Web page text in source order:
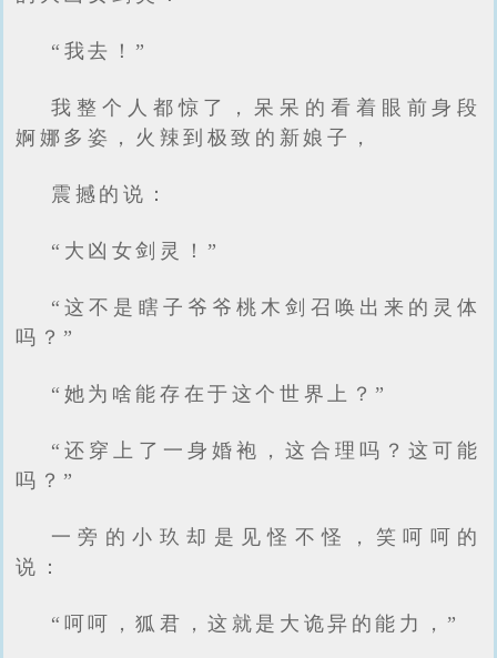
“我去！”
我整个人都惊了，呆呆的看着眼前身段
婀娜多姿，火辣到极致的新娘子，
震撼的说：
“大凶女剑灵！”
“这不是瞎子爷爷桃木剑召唤出来的灵体
吗？”
“她为啥能存在于这个世界上？”
“还穿上了一身婚袍，这合理吗？这可能
吗？”
一旁的小玖却是见怪不怪，笑呵呵的
说：
“呵呵，狐君，这就是大诡异的能力，”